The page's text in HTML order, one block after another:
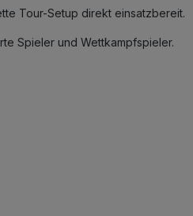
Tour-Setup direkt einsatzbereit.
Spieler und Wettkampfspieler.